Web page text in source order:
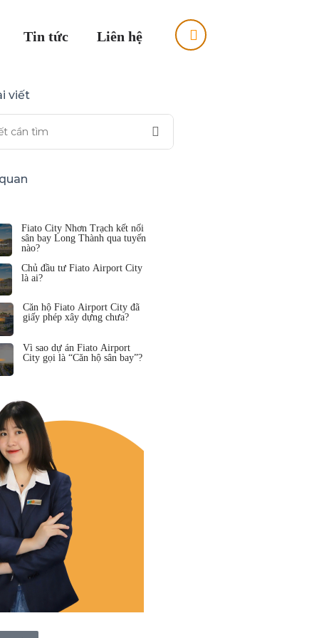
Tin tức Liên hệ
viết
Fiato City Nhơn Trạch kết nối
sân bay Long Thành qua tuyến
nào?
Chủ đầu tư Fiato Airport City
là ai?
Căn hộ Fiato Airport City đã
giấy phép xây dựng chưa?
Vì sao dự án Fiato Airport
City gọi là “Căn hộ sân bay”?